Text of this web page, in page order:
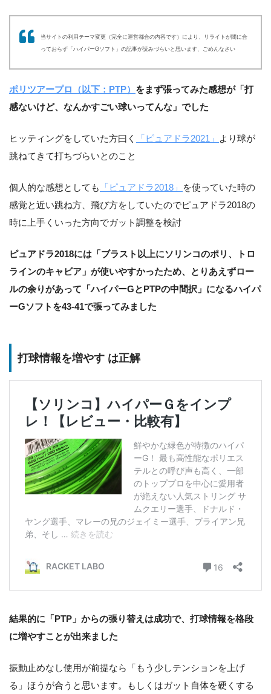
当サイトの利用テーマ変更（完全に運営都合の内容です）により、リライトが間に合
っておらず「ハイパーGソフト」の記事が読みづらいと思います、ごめんなさい
ポリツアープロ（以下：PTP） をまず張ってみた感想が「打
感ないけど、なんかすごい球いってんな」でした
ヒッティングをしていた方曰く 「ピュアドラ2021」
より球が
跳ねてきて打ちづらいとのこと
個人的な感想としても 「ピュアドラ2018」
を使っていた時の
感覚と近い跳ね方、飛び方をしていたのでピュアドラ2018の
時に上手くいった方向でガット調整を検討
ピュアドラ2018には「ブラスト以上にソリンコのポリ、トロ
ラインのキャビア」が使いやすかったため、とりあえずロー
ルの余りがあって「ハイパーGとPTPの中間択」になるハイパ
ーGソフトを43-41で張ってみました
打球情報を増やす は正解
結果的に「PTP」からの張り替えは成功で、打球情報を格段
に増やすことが出来ました
振動止めなし使用が前提なら「もう少しテンションを上げ
る」ほうが合うと思います。もしくはガット自体を硬くする